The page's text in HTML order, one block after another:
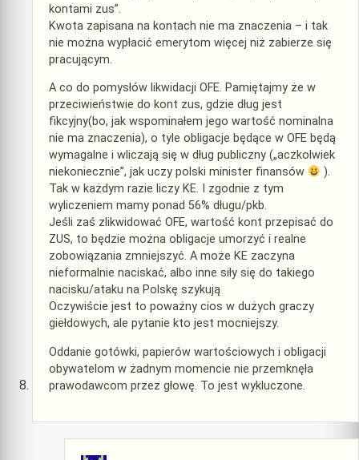
kontami zus”.
Kwota zapisana na kontach nie ma znaczenia – i tak
nie można wypłacić emerytom więcej niż zabierze się
pracującym.
A co do pomysłów likwidacji OFE. Pamiętajmy że w
przeciwieństwie do kont zus, gdzie dług jest
fikcyjny(bo, jak wspominałem jego wartość nominalna
nie ma znaczenia), o tyle obligacje będące w OFE będą
wymagalne i wliczają się w dług publiczny („aczkolwiek
niekoniecznie”, jak uczy polski minister finansów
).
Tak w każdym razie liczy KE. I zgodnie z tym
wyliczeniem mamy ponad 56% długu/pkb.
Jeśli zaś zlikwidować OFE, wartość kont przepisać do
ZUS, to będzie można obligacje umorzyć i realne
zobowiązania zmniejszyć. A może KE zaczyna
nieformalnie naciskać, albo inne siły się do takiego
nacisku/ataku na Polskę szykują
Oczywiście jest to poważny cios w dużych graczy
giełdowych, ale pytanie kto jest mocniejszy.
Oddanie gotówki, papierów wartościowych i obligacji
obywatelom w żadnym momencie nie przemknęła
prawodawcom przez głowę. To jest wykluczone.